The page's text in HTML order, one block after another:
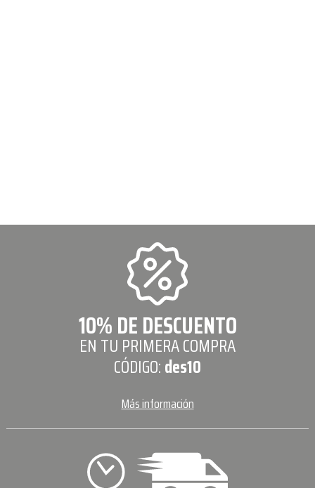
10% DE DESCUENTO
EN TU PRIMERA COMPRA
CÓDIGO:des10
Más información